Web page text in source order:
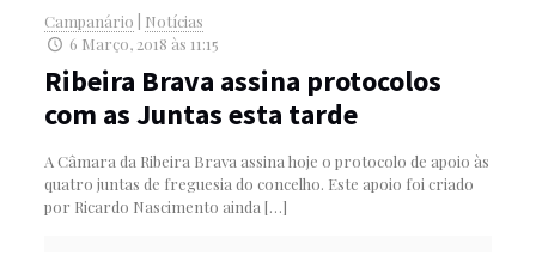
Campanário
Notícias
6 Março, 2018 às 11:15
Ribeira Brava assina protocolos
com as Juntas esta tarde
A Câmara da Ribeira Brava assina hoje o protocolo de apoio às
quatro juntas de freguesia do concelho. Este apoio foi criado
por Ricardo Nascimento ainda […]